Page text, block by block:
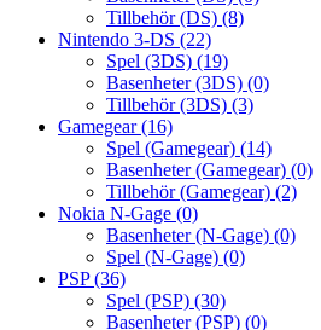
Tillbehör (DS) (8)
Nintendo 3-DS (22)
Spel (3DS) (19)
Basenheter (3DS) (0)
Tillbehör (3DS) (3)
Gamegear(16)
Spel (Gamegear) (14)
Basenheter (Gamegear) (0)
Tillbehör (Gamegear) (2)
Nokia N-Gage (0)
Basenheter (N-Gage) (0)
Spel (N-Gage) (0)
PSP(36)
Spel (PSP) (30)
Basenheter (PSP) (0)